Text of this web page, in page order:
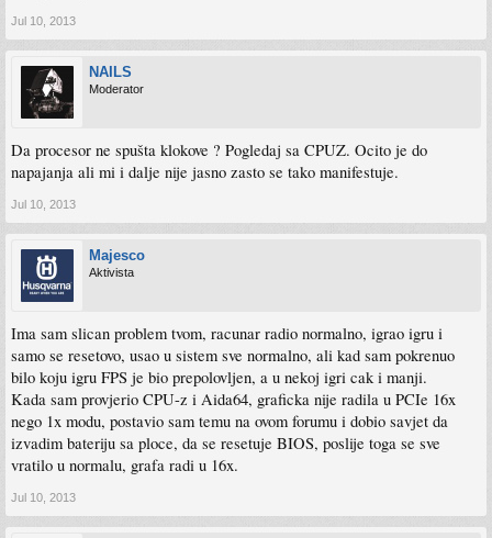
Jul 10, 2013
NAILS
Moderator
Da procesor ne spušta klokove ? Pogledaj sa CPUZ. Ocito je do
napajanja ali mi i dalje nije jasno zasto se tako manifestuje.
Jul 10, 2013
Majesco
Aktivista
Ima sam slican problem tvom, racunar radio normalno, igrao igru i
samo se resetovo, usao u sistem sve normalno, ali kad sam pokrenuo
bilo koju igru FPS je bio prepolovljen, a u nekoj igri cak i manji.
Kada sam provjerio CPU-z i Aida64, graficka nije radila u PCIe 16x
nego 1x modu, postavio sam temu na ovom forumu i dobio savjet da
izvadim bateriju sa ploce, da se resetuje BIOS, poslije toga se sve
vratilo u normalu, grafa radi u 16x.
Jul 10, 2013